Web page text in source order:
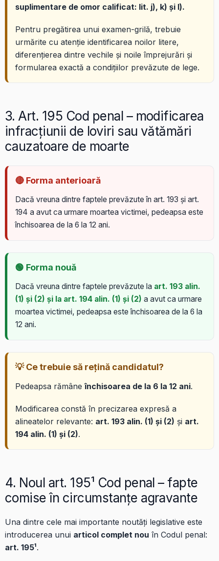
suplimentare de omor calificat: lit. j), k) și l).
Pentru pregătirea unui examen-grilă, trebuie
urmărite cu atenție identificarea noilor litere,
diferențierea dintre vechile și noile împrejurări și
formularea exactă a condițiilor prevăzute de lege.
3. Art. 195 Cod penal – modificarea
infracțiunii de loviri sau vătămări
cauzatoare de moarte
🔴 Forma anterioară
Dacă vreuna dintre faptele prevăzute în art. 193 și art.
194 a avut ca urmare moartea victimei, pedeapsa este
închisoarea de la 6 la 12 ani.
🟢 Forma nouă
Dacă vreuna dintre faptele prevăzute la art. 193 alin.
(1) și (2) și la art. 194 alin. (1) și (2) a avut ca urmare
moartea victimei, pedeapsa este închisoarea de la 6 la
12 ani.
💡 Ce trebuie să rețină candidatul?
Pedeapsa rămâneînchisoarea de la 6 la 12 ani.
Modificarea constă în precizarea expresă a
alineatelor relevante: art. 193 alin. (1) și (2) și art.
194 alin. (1) și (2).
4. Noul art. 195¹ Cod penal – fapte
comise în circumstanțe agravante
Una dintre cele mai importante noutăți legislative este
introducerea unui articol complet nou în Codul penal:
art. 195¹.